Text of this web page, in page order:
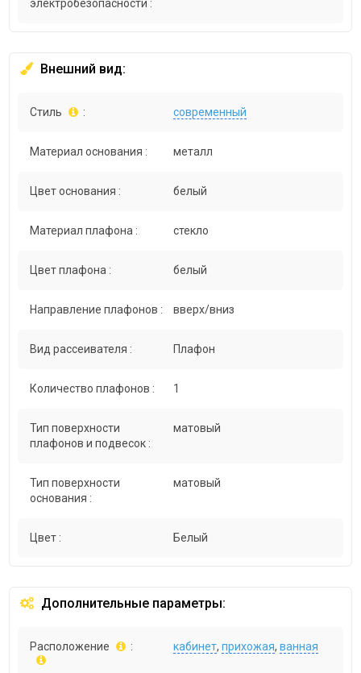
электробезопасности :
Внешний вид:
Стиль : современный
Материал основания : металл
Цвет основания : белый
Материал плафона : стекло
Цвет плафона : белый
Направление плафонов : вверх/вниз
Вид рассеивателя : Плафон
Количество плафонов : 1
Тип поверхности
плафонов и подвесок :
матовый
Тип поверхности
основания :
матовый
Цвет : Белый
Дополнительные параметры:
Расположение : кабинет,прихожая,ванная